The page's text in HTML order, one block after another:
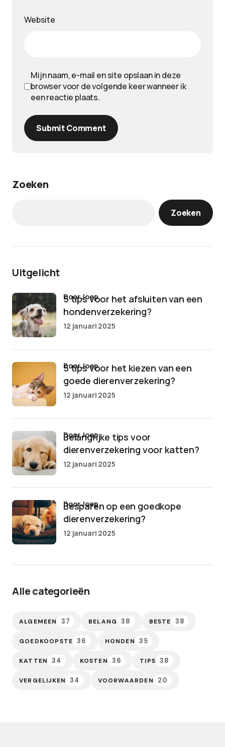
Website
Mijn naam, e-mail en site opslaan in deze
browser voor de volgende keer wanneer ik
een reactie plaats.
Submit Comment
Zoeken
Zoeken
Uitgelicht
5 tips voor het afsluiten van een
hondenverzekering?
door Joep
12 januari 2025
5 tips voor het kiezen van een
goede dierenverzekering?
door Joep
12 januari 2025
Belangrijke tips voor
dierenverzekering voor katten?
door Joep
12 januari 2025
Besparen op een goedkope
dierenverzekering?
door Joep
12 januari 2025
Alle categorieën
ALGEMEEN 37 BELANG 38 BESTE 38
GOEDKOOPSTE 36 HONDEN 35
KATTEN 34 KOSTEN 36 TIPS 38
VERGELIJKEN 34 VOORWAARDEN 20